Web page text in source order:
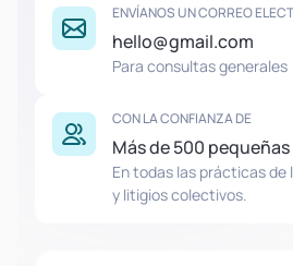
ENVÍANOS UN CORREO
hello@gmail.com
Para consultas generales
CON LA CONFIANZA DE
Más de 500
En todas las prácticas de
y litigios colectivos.